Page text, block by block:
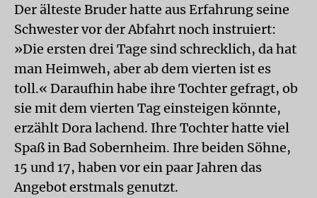
Der älteste Bruder hatte aus Erfahrung seine
Schwester vor der Abfahrt noch instruiert:
»Die ersten drei Tage sind schrecklich, da hat
man Heimweh, aber ab dem vierten ist es
toll.« Daraufhin habe ihre Tochter gefragt, ob
sie mit dem vierten Tag einsteigen könnte,
erzählt Dora lachend. Ihre Tochter hatte viel
Spaß in Bad Sobernheim. Ihre beiden Söhne,
15 und 17, haben vor ein paar Jahren das
Angebot erstmals genutzt.